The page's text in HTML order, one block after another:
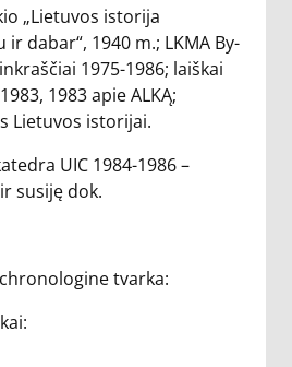
„Lietuvos istorija
dabar“, 1940 m.; LKMA By-
1975-1986; laiškai
1983 apie ALKĄ;
Lietuvos istorijai.
UIC 1984-1986 –
susiję dok.
tvarka: